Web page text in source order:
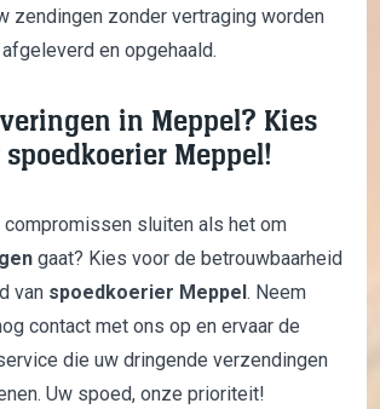
zendingen zonder vertraging worden
afgeleverd en opgehaald.
in Meppel? Kies
Meppel!
compromissen sluiten als het om
gaat? Kies voor de betrouwbaarheid
van spoedkoerier Meppel. Neem
contact met ons op en ervaar de
die uw dringende verzendingen
Uw spoed, onze prioriteit!